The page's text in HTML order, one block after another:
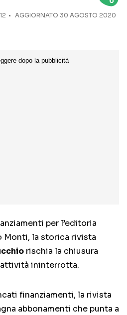
AGGIORNATO 30 AGOSTO 2020
per l’editoria
la storica rivista
rischia la chiusura
ininterrotta.
finanziamenti, la rivista
abbonamenti che punta a